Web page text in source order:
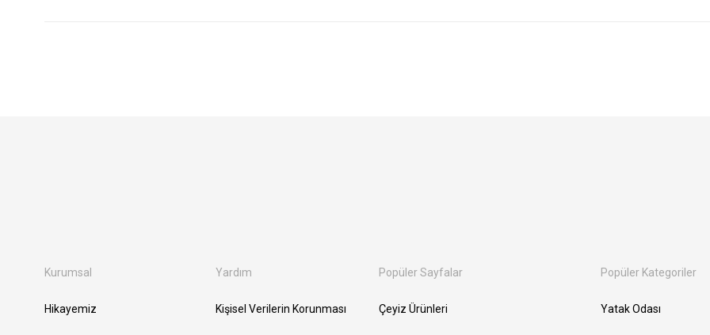
Kurumsal
Hikayemiz
Yardım
Kişisel Verilerin Korunması
Popüler Sayfalar
Çeyiz Ürünleri
Popüler Kategoriler
Yatak Odası